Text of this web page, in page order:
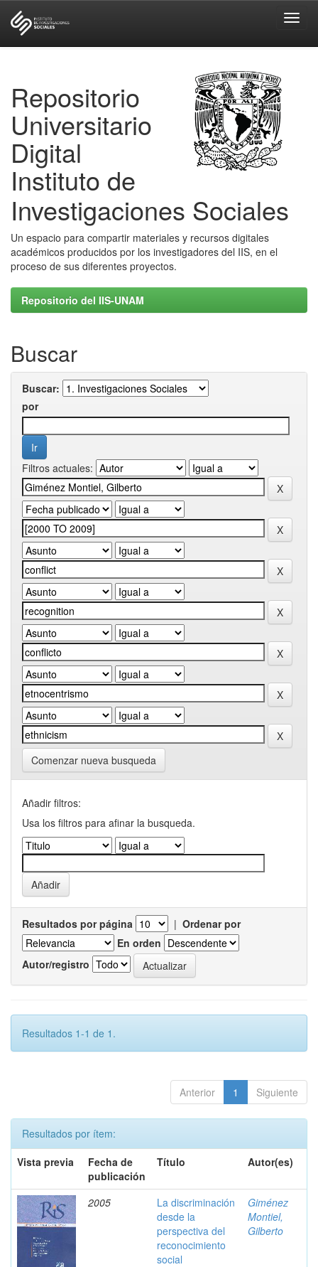
Repositorio
Universitario
Digital
Instituto de
Investigaciones Sociales
Un espacio para compartir materiales y recursos digitales
académicos producidos por los investigadores del IIS, en el
proceso de sus diferentes proyectos.
Repositorio del IIS-UNAM
Buscar
Buscar:
por
Filtros actuales:
Comenzar nueva busqueda
Añadir filtros:
Usa los filtros para afinar la busqueda.
Resultados por página | Ordenar por
En orden
Autor/registro
Resultados 1-1 de 1.
Anterior 1 Siguiente
Resultados por ítem:
Vista previa
Fecha de
publicación
Título Autor(es)
2005
La discriminación
desde la
perspectiva del
reconocimiento
social
Giménez
Montiel,
Gilberto